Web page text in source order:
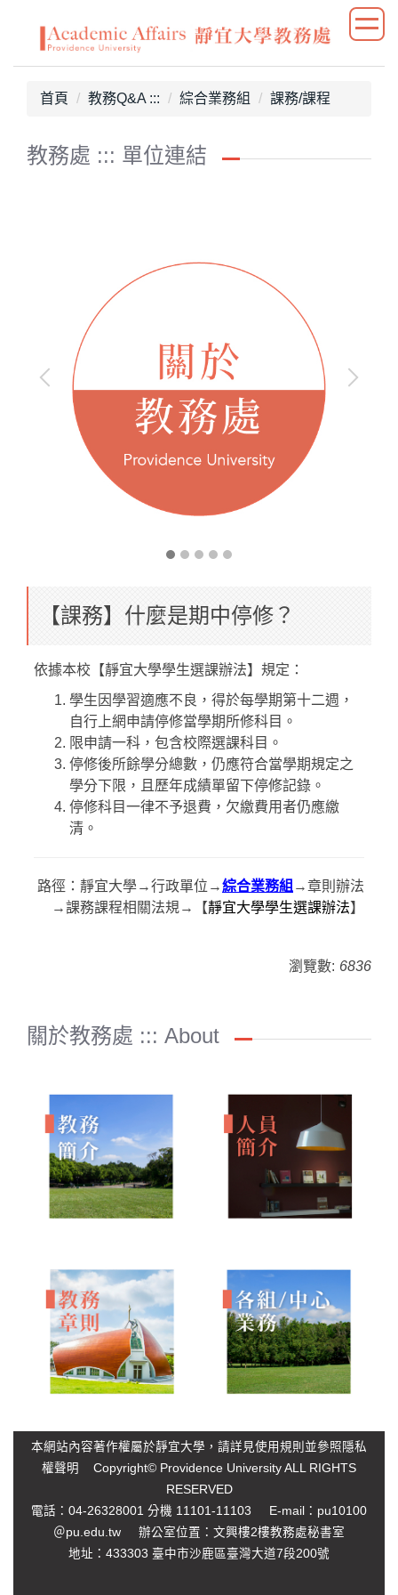
首頁 教務Q&A ::: 綜合業務組 課務/課程
教務處 ::: 單位連結
【課務】什麼是期中停修？
依據本校【靜宜大學學生選課辦法】規定：
學生因學習適應不良，得於每學期第十二週，
自行上網申請停修當學期所修科目。
限申請一科，包含校際選課科目。
停修後所餘學分總數，仍應符合當學期規定之
學分下限，且歷年成績單留下停修記錄。
停修科目一律不予退費，欠繳費用者仍應繳
清。
路徑：靜宜大學→行政單位→綜合業務組 →章則辦法
→課務課程相關法規→【靜宜大學學生選課辦法】
瀏覽數: 6836
關於教務處 ::: About
本網站內容著作權屬於靜宜大學，請詳見使用規則 並參照 隱私
權聲明
Copyright© Providence University ALL RIGHTS
RESERVED
電話：04-26328001 分機 11101-11103 E-mail： pu10100
＠pu.edu.tw 辦公室位置：文興樓2樓教務處秘書室
地址：433303 臺中市沙鹿區臺灣大道7段200號